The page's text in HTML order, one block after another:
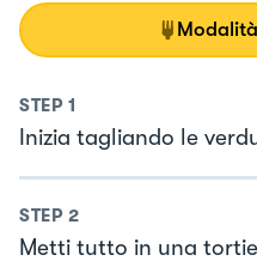
STEP 1
Inizia tagliando le
STEP 2
Metti tutto in una